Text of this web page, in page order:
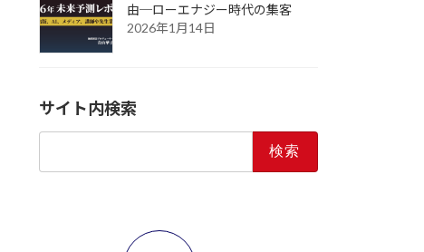
由─ローエナジー時代の集客
2026年1月14日
サイト内検索